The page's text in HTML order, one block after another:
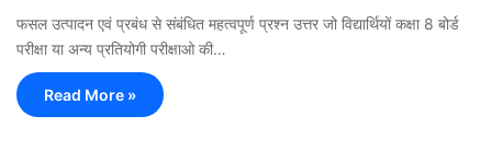
फसल उत्पादन एवं प्रबंध से संबंधित महत्वपूर्ण प्रश्न उत्तर जो विद्यार्थियों कक्षा 8 बोर्ड
परीक्षा या अन्य प्रतियोगी परीक्षाओ की…
Read More »